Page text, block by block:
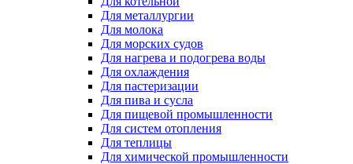
Для металлургии
Для молока
Для морских судов
Для нагрева и подогрева воды
Для охлаждения
Для пастеризации
Для пива и сусла
Для пищевой промышленности
Для систем отопления
Для теплицы
Для химической промышленности